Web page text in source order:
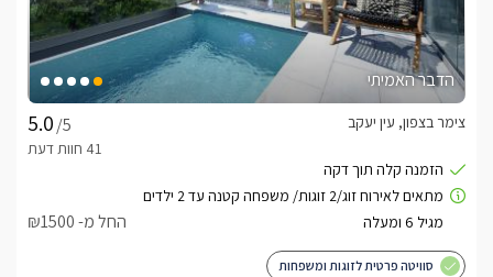
הדבר האמיתי
/5
צימר בצפון, עין יעקב
החל מ- ₪1500
סוויטה פרטית לזוגות ומשפחות